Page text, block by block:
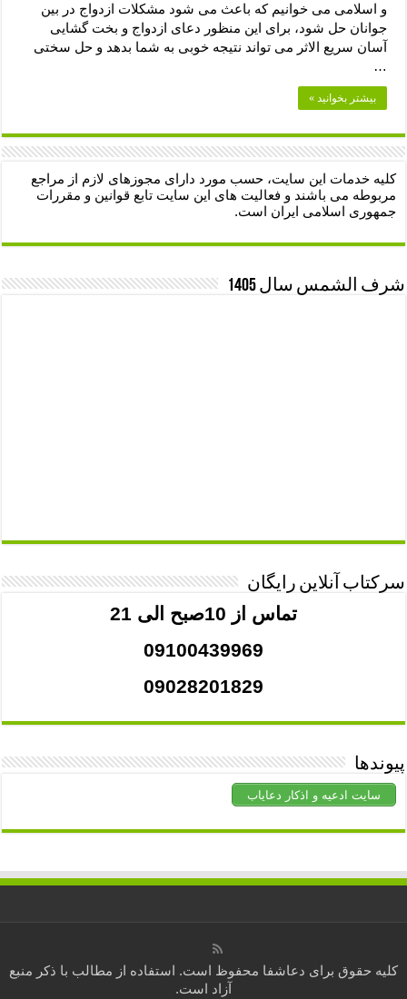
و اسلامی می خوانیم که باعث می شود مشکلات ازدواج در بین
جوانان حل شود، برای این منظور دعای ازدواج و بخت گشایی
آسان سریع الاثر می تواند نتیجه خوبی به شما بدهد و حل سختی
…
بیشتر بخوانید »
کلیه خدمات این سایت، حسب مورد دارای مجوزهای لازم از مراجع
مربوطه می باشند و فعالیت های این سایت تابع قوانین و مقررات
جمهوری اسلامی ایران است.
شرف الشمس سال 1405
سرکتاب آنلاین رایگان
تماس از 10صبح الی 21
09100439969
09028201829
پیوندها
سایت ادعیه و اذکار دعایاب
کلیه حقوق برای دعاشفا محفوظ است. استفاده از مطالب با ذکر منبع
آزاد است.